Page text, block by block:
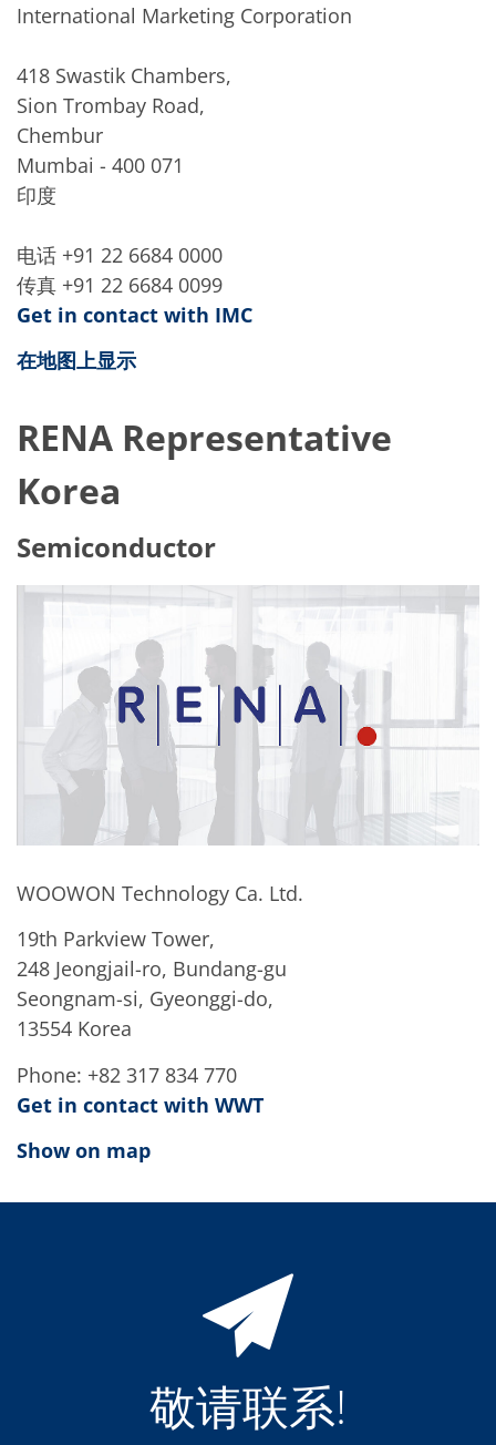
International Marketing Corporation
418 Swastik Chambers,
Sion Trombay Road,
Chembur
Mumbai - 400 071
印度
电话 +91 22 6684 0000
传真 +91 22 6684 0099
Get in contact with IMC
在地图上显示
RENA Representative
Korea
Semiconductor
WOOWON Technology Ca. Ltd.
19th Parkview Tower,
248 Jeongjail-ro, Bundang-gu
Seongnam-si, Gyeonggi-do,
13554 Korea
Phone: +82 317 834 770
Get in contact with WWT
Show on map
敬请联系!